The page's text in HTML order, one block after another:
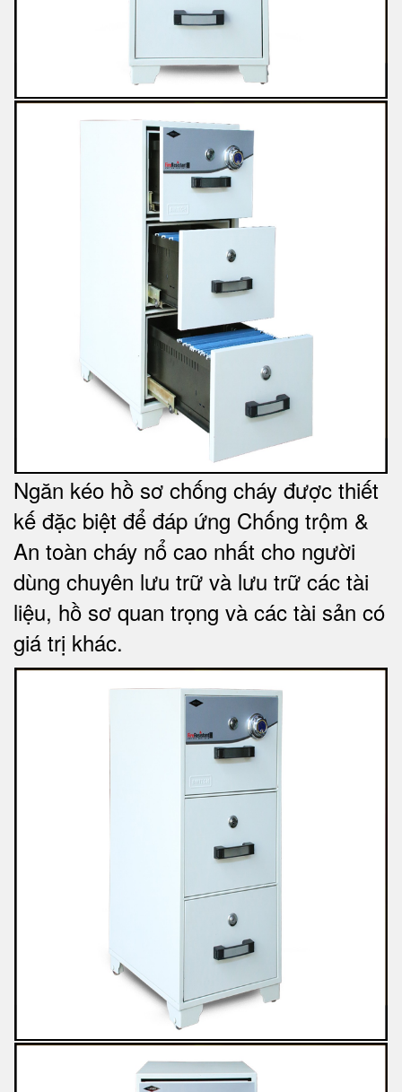
Ngăn kéo hồ sơ chống cháy được thiết
kế đặc biệt để đáp ứng Chống trộm &
An toàn cháy nổ cao nhất cho người
dùng chuyên lưu trữ và lưu trữ các tài
liệu, hồ sơ quan trọng và các tài sản có
giá trị khác.